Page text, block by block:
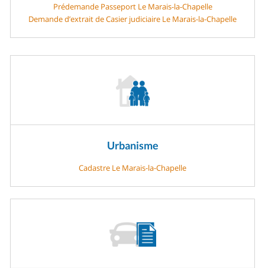
Prédemande Passeport Le Marais-la-Chapelle
Demande d’extrait de Casier judiciaire Le Marais-la-Chapelle
Urbanisme
Cadastre Le Marais-la-Chapelle